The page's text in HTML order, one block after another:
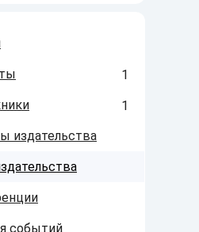
1
1
издательства
событий